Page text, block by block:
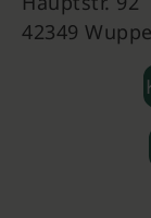
42349